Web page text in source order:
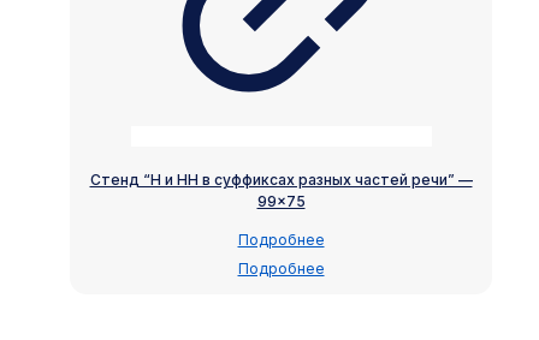
Стенд “Н и НН в суффиксах разных частей речи” —
99×75
Подробнее
Подробнее